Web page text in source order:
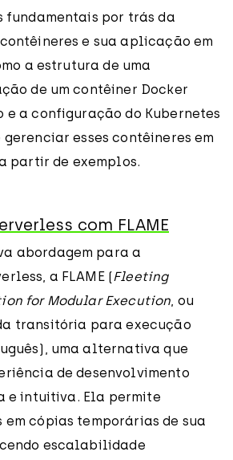
fundamentais por trás da
e sua aplicação em
a estrutura de uma
de um contêiner Docker
a configuração do Kubernetes
esses contêineres em
partir de exemplos.
com FLAME
abordagem para a
a FLAME (Fleeting
for Modular Execution, ou
transitória para execução
uma alternativa que
de desenvolvimento
e intuitiva. Ela permite
cópias temporárias de sua
escalabilidade